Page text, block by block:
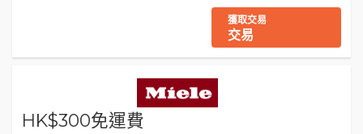
獲取交易
交易
HK$300免運費